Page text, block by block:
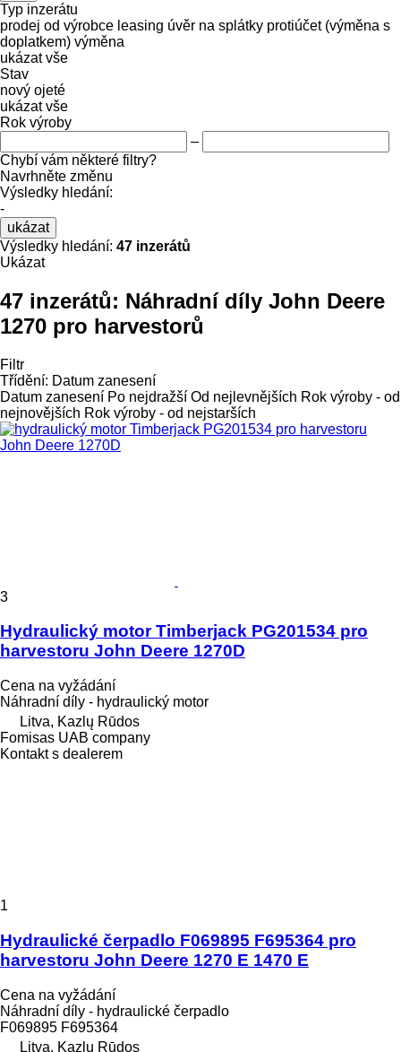
Typ inzerátu
prodej od výrobce leasing úvěr na splátky protiúčet (výměna s
doplatkem) výměna
ukázat vše
Stav
nový ojeté
ukázat vše
Rok výroby
–
Chybí vám některé filtry?
Navrhněte změnu
Výsledky hledání:
-
ukázat
Výsledky hledání: 47 inzerátů
Ukázat
47 inzerátů: Náhradní díly John Deere
1270 pro harvestorů
Filtr
Třídění: Datum zanesení
Datum zanesení Po nejdražší Od nejlevnějších Rok výroby - od
nejnovějších Rok výroby - od nejstarších
3
Hydraulický motor Timberjack PG201534 pro
harvestoru John Deere 1270D
Cena na vyžádání
Náhradní díly - hydraulický motor
Litva, Kazlų Rūdos
Fomisas UAB company
Kontakt s dealerem
1
Hydraulické čerpadlo F069895 F695364 pro
harvestoru John Deere 1270 E 1470 E
Cena na vyžádání
Náhradní díly - hydraulické čerpadlo
F069895 F695364
Litva, Kazlų Rūdos